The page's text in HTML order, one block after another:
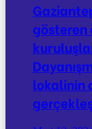
lokalinin